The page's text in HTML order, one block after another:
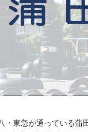
東急が通っている蒲